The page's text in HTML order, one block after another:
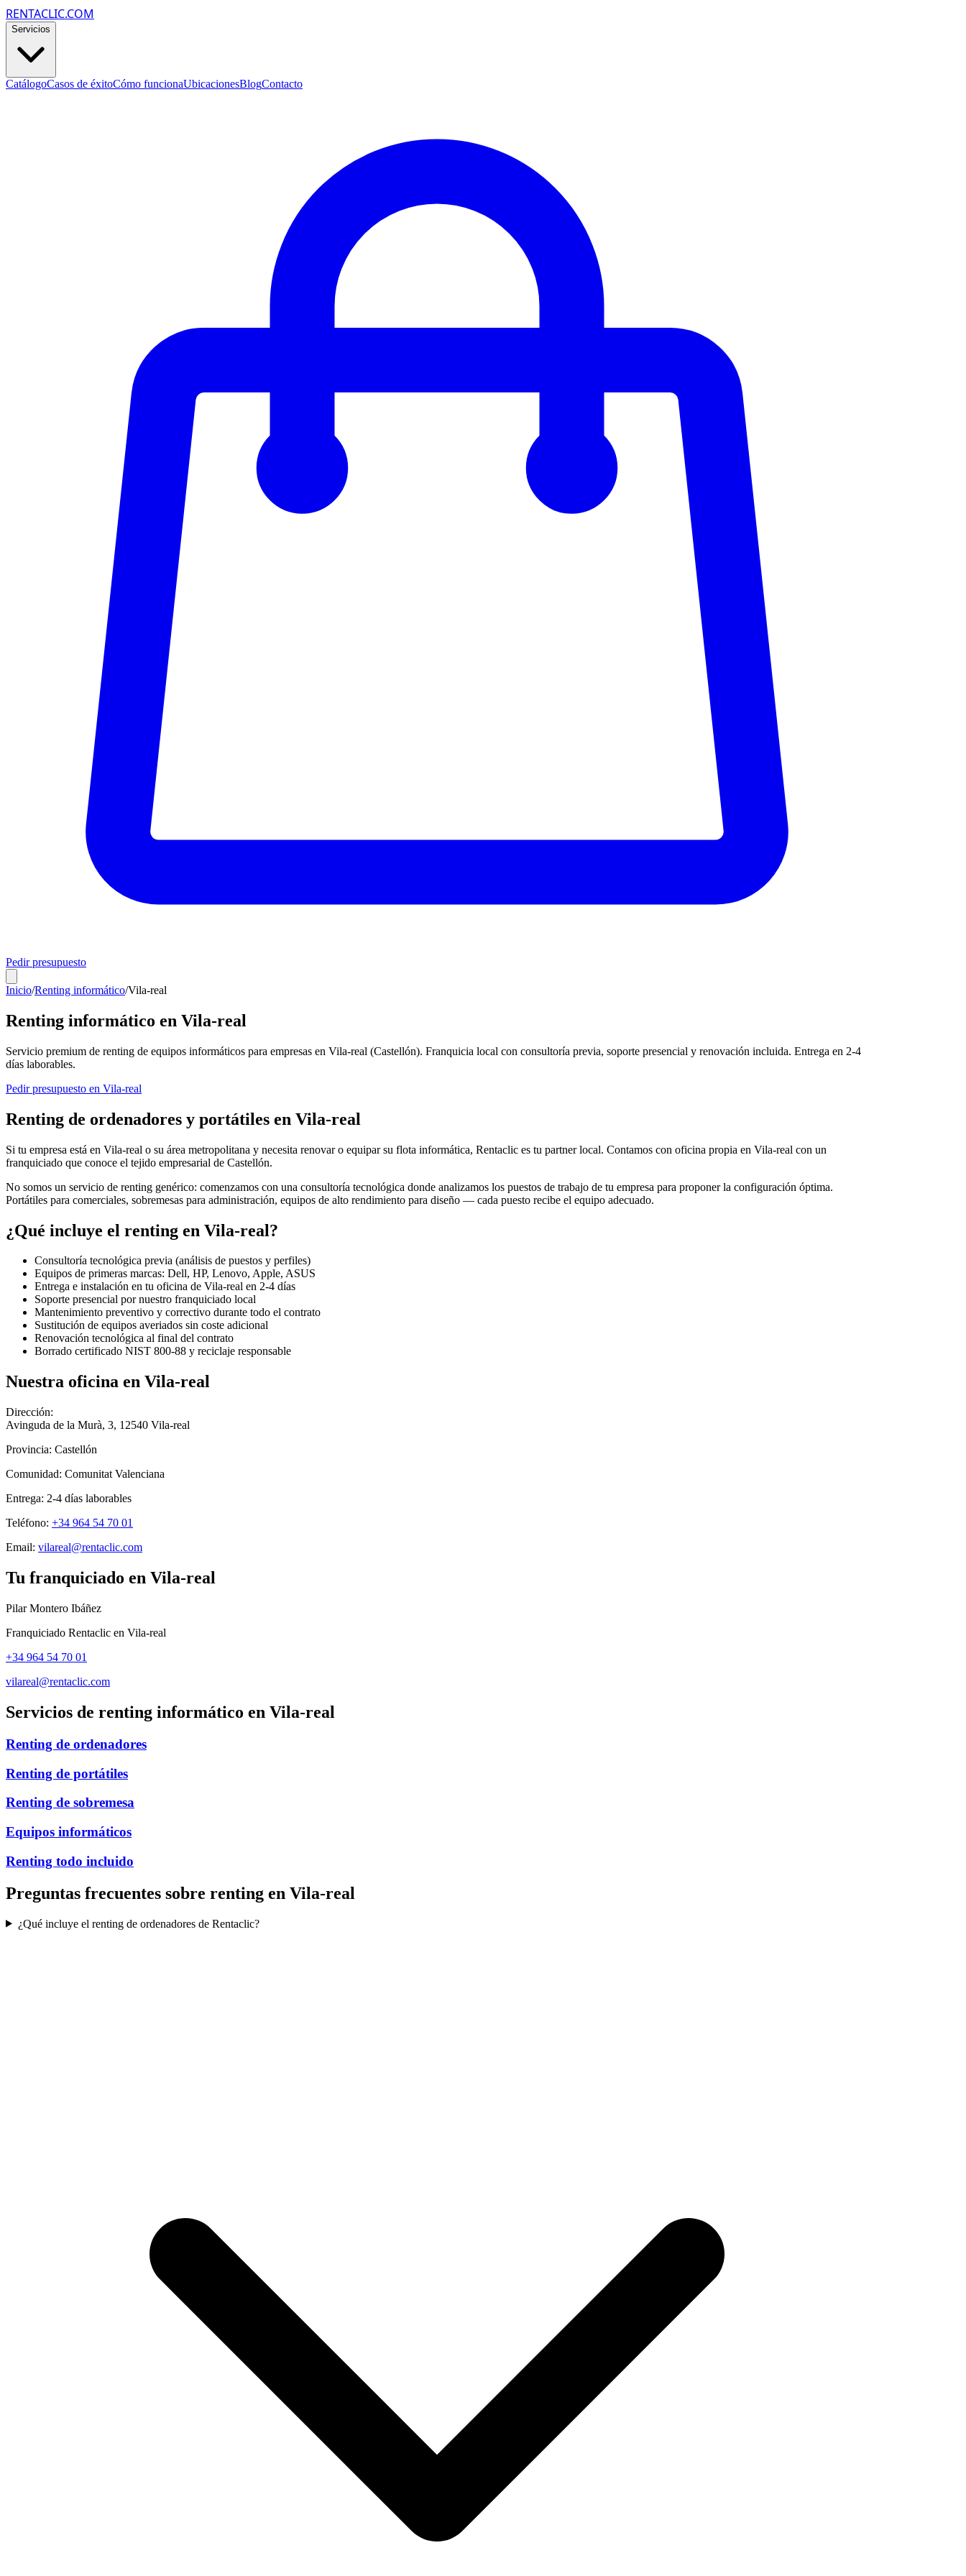
RENTACLIC.COM
Servicios
CatálogoCasos de éxitoCómo funcionaUbicacionesBlogContacto
Pedir presupuesto
Inicio/Renting informático/Vila-real
Renting informático en Vila-real
Servicio premium de renting de equipos informáticos para empresas en Vila-real (Castellón). Franquicia local con consultoría previa, soporte presencial y renovación incluida. Entrega en 2-4
días laborables.
Pedir presupuesto en Vila-real
Renting de ordenadores y portátiles en Vila-real
Si tu empresa está en Vila-real o su área metropolitana y necesita renovar o equipar su flota informática, Rentaclic es tu partner local. Contamos con oficina propia en Vila-real con un
franquiciado que conoce el tejido empresarial de Castellón.
No somos un servicio de renting genérico: comenzamos con una consultoría tecnológica donde analizamos los puestos de trabajo de tu empresa para proponer la configuración óptima.
Portátiles para comerciales, sobremesas para administración, equipos de alto rendimiento para diseño — cada puesto recibe el equipo adecuado.
¿Qué incluye el renting en Vila-real?
Consultoría tecnológica previa (análisis de puestos y perfiles)
Equipos de primeras marcas: Dell, HP, Lenovo, Apple, ASUS
Entrega e instalación en tu oficina de Vila-real en 2-4 días
Soporte presencial por nuestro franquiciado local
Mantenimiento preventivo y correctivo durante todo el contrato
Sustitución de equipos averiados sin coste adicional
Renovación tecnológica al final del contrato
Borrado certificado NIST 800-88 y reciclaje responsable
Nuestra oficina en Vila-real
Dirección:
Avinguda de la Murà, 3, 12540 Vila-real
Provincia: Castellón
Comunidad: Comunitat Valenciana
Entrega: 2-4 días laborables
Teléfono: +34 964 54 70 01
Email: vilareal@rentaclic.com
Tu franquiciado en Vila-real
Pilar Montero Ibáñez
Franquiciado Rentaclic en Vila-real
+34 964 54 70 01
vilareal@rentaclic.com
Servicios de renting informático en Vila-real
Renting de ordenadores
Renting de portátiles
Renting de sobremesa
Equipos informáticos
Renting todo incluido
Preguntas frecuentes sobre renting en Vila-real
¿Qué incluye el renting de ordenadores de Rentaclic?